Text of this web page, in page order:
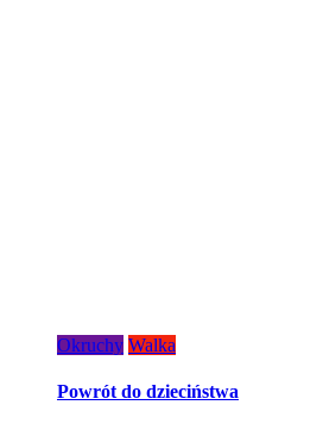
Okruchy Walka
Powrót do dzieciństwa